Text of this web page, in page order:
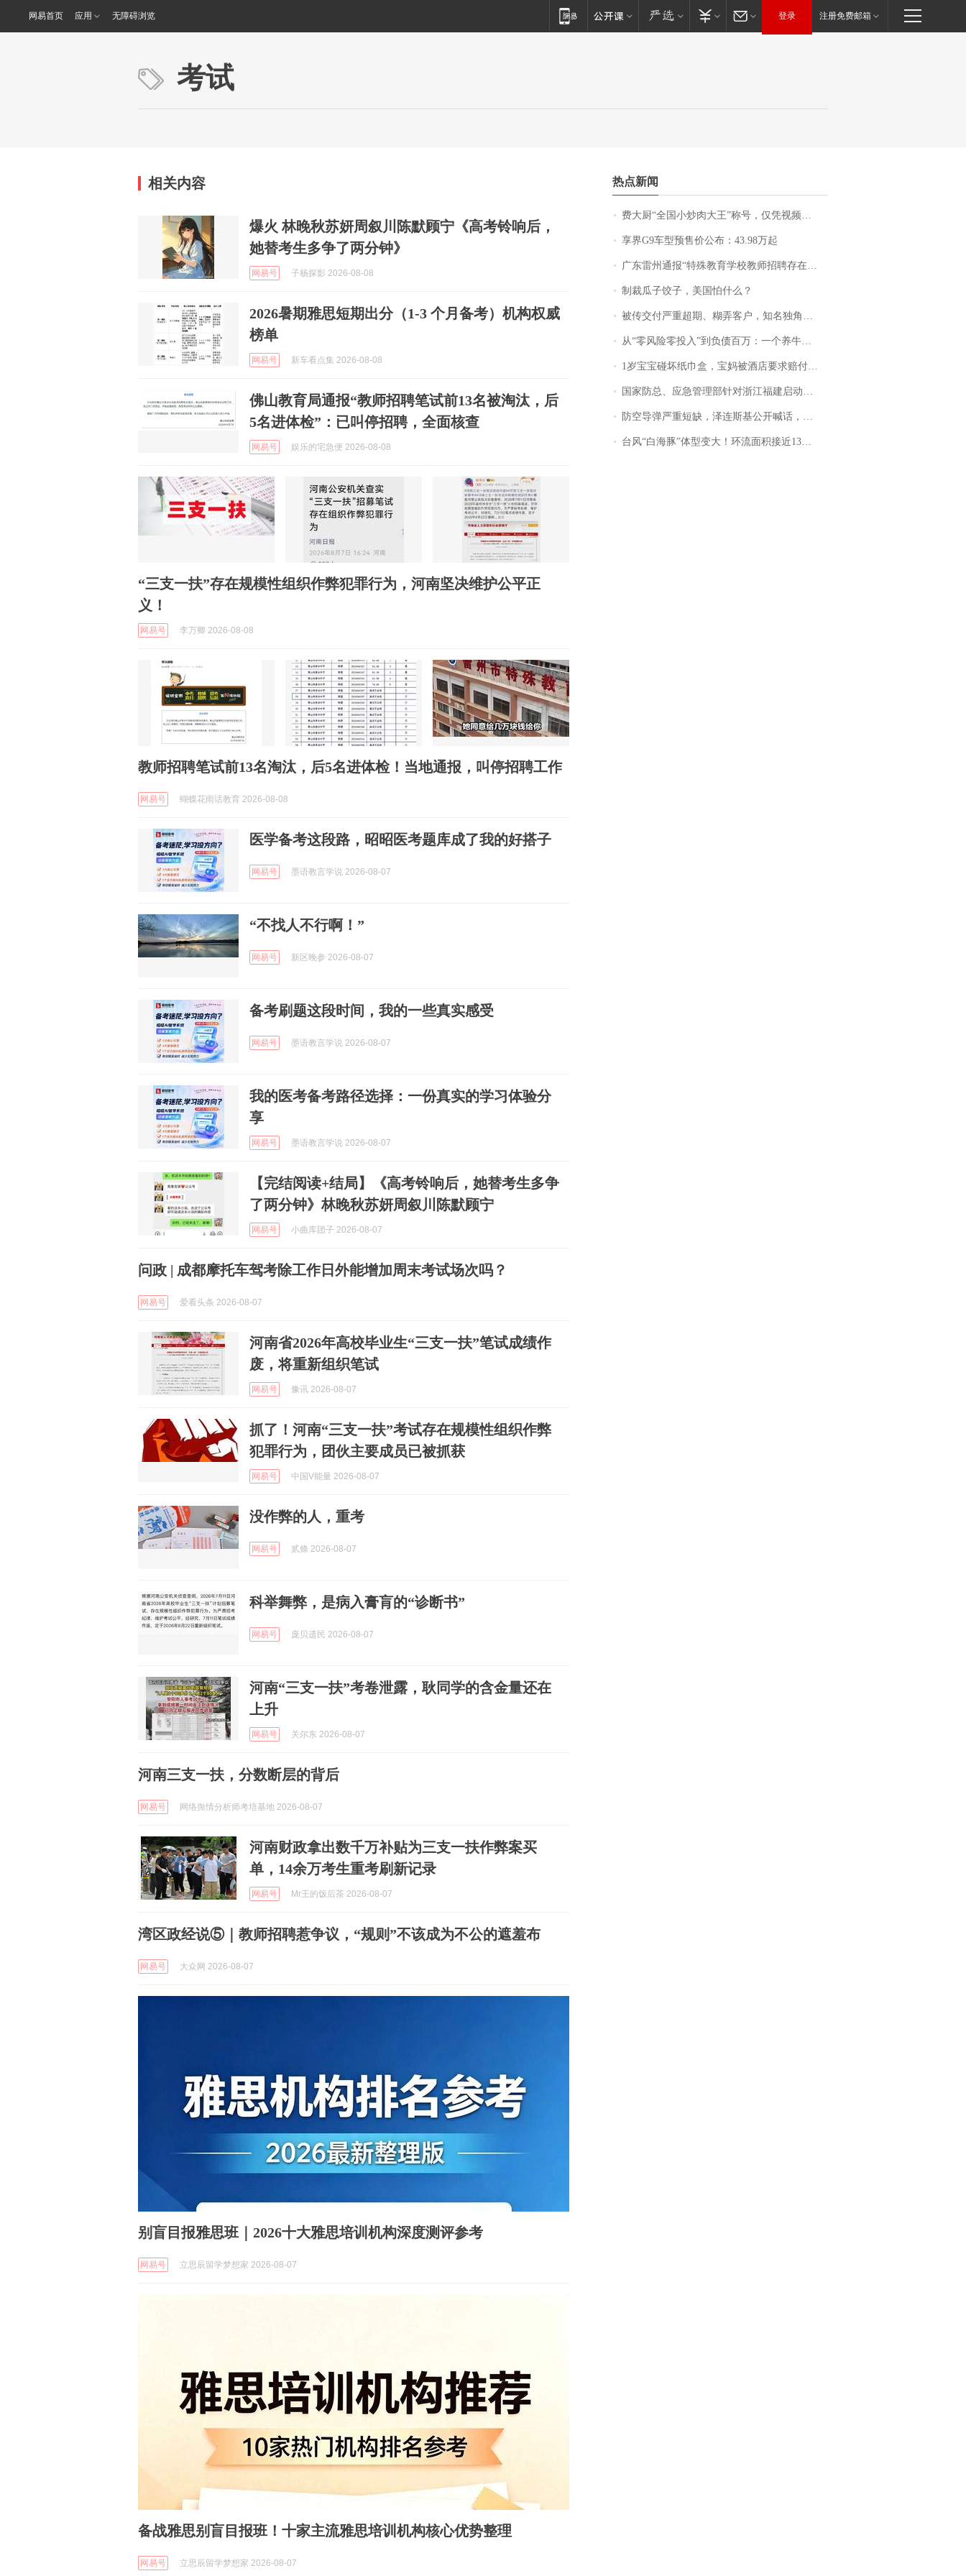
网易首页 应用 无障碍浏览 登录 注册免费邮箱
考试
相关内容
爆火 林晚秋苏妍周叙川陈默顾宁《高考铃响后，
她替考生多争了两分钟》
网易号 子杨探影 2026-08-08
2026暑期雅思短期出分（1-3 个月备考）机构权威
榜单
网易号 新车看点集 2026-08-08
佛山教育局通报“教师招聘笔试前13名被淘汰，后
5名进体检”：已叫停招聘，全面核查
网易号 娱乐的宅急便 2026-08-08
“三支一扶”存在规模性组织作弊犯罪行为，河南坚决维护公平正
义！
网易号 李万卿 2026-08-08
教师招聘笔试前13名淘汰，后5名进体检！当地通报，叫停招聘工作
网易号 蝴蝶花雨话教育 2026-08-08
医学备考这段路，昭昭医考题库成了我的好搭子
网易号 墨语教言学说 2026-08-07
“不找人不行啊！”
网易号 新区晚参 2026-08-07
备考刷题这段时间，我的一些真实感受
网易号 墨语教言学说 2026-08-07
我的医考备考路径选择：一份真实的学习体验分
享
网易号 墨语教言学说 2026-08-07
【完结阅读+结局】《高考铃响后，她替考生多争
了两分钟》林晚秋苏妍周叙川陈默顾宁
网易号 小曲库团子 2026-08-07
问政 | 成都摩托车驾考除工作日外能增加周末考试场次吗？
网易号 爱看头条 2026-08-07
河南省2026年高校毕业生“三支一扶”笔试成绩作
废，将重新组织笔试
网易号 豫讯 2026-08-07
抓了！河南“三支一扶”考试存在规模性组织作弊
犯罪行为，团伙主要成员已被抓获
网易号 中国V能量 2026-08-07
没作弊的人，重考
网易号 贰條 2026-08-07
科举舞弊，是病入膏肓的“诊断书”
网易号 庞贝遗民 2026-08-07
河南“三支一扶”考卷泄露，耿同学的含金量还在
上升
网易号 关尔东 2026-08-07
河南三支一扶，分数断层的背后
网易号 网络舆情分析师考培基地 2026-08-07
河南财政拿出数千万补贴为三支一扶作弊案买
单，14余万考生重考刷新记录
网易号 Mr王的饭后茶 2026-08-07
湾区政经说⑤｜教师招聘惹争议，“规则”不该成为不公的遮羞布
网易号 大众网 2026-08-07
别盲目报雅思班｜2026十大雅思培训机构深度测评参考
网易号 立思辰留学梦想家 2026-08-07
备战雅思别盲目报班！十家主流雅思培训机构核心优势整理
网易号 立思辰留学梦想家 2026-08-07
热点新闻
费大厨“全国小炒肉大王”称号，仅凭视频评出？中国烹饪协会回应
享界G9车型预售价公布：43.98万起
广东雷州通报“特殊教育学校教师招聘存在违规行为”：已启动问责程序 副校长被停职
制裁瓜子饺子，美国怕什么？
被传交付严重超期、糊弄客户，知名独角兽车企创始人回应：都没证据，将依法采取措施，“本人长期与美国交管局保持沟通，对方表示肯定”
从“零风险零投入”到负债百万：一个养牛项目崩盘后，谁该为农户的贷款买单丨红星调查
1岁宝宝碰坏纸巾盒，宝妈被酒店要求赔付924元！三亚一酒店回复：骨瓷定制！网友一查价格，吵翻了
国家防总、应急管理部针对浙江福建启动防汛防台风四级应急响应
防空导弹严重短缺，泽连斯基公开喊话，乌克兰失去导弹拦截能力？
台风“白海豚”体型变大！环流面积接近13个浙江那么大